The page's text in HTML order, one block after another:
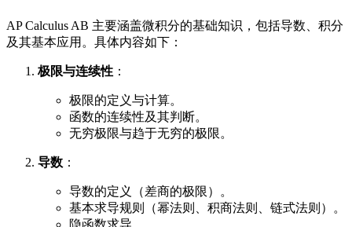
AP Calculus AB 主要涵盖微积分的基础知识，包括导数、积分
及其基本应用。具体内容如下：
极限与连续性 ：
极限的定义与计算。
函数的连续性及其判断。
无穷极限与趋于无穷的极限。
导数 ：
导数的定义（差商的极限）。
基本求导规则（幂法则、积商法则、链式法则）。
隐函数求导。